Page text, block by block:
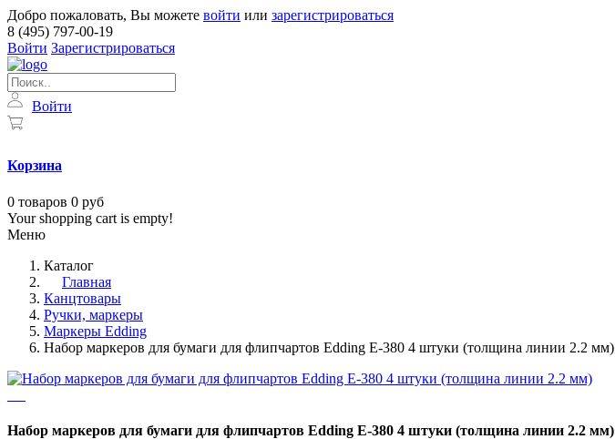
Добро пожаловать, Вы можете войти или зарегистрироваться
8 (495) 797-00-19
Войти Зарегистрироваться
Войти
Корзина
0 товаров 0 руб
Your shopping cart is empty!
Меню
Каталог
Главная
Канцтовары
Ручки, маркеры
Маркеры Edding
Набор маркеров для бумаги для флипчартов Edding E-380 4 штуки (толщина линии 2.2 мм)
Набор маркеров для бумаги для флипчартов Edding E-380 4 штуки (толщина линии 2.2 мм)